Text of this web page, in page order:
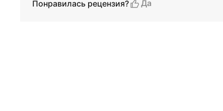
Понравилась рецензия?
Да